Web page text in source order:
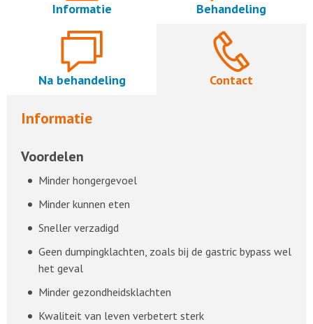
Informatie Behandeling
Na behandeling Contact
Informatie
Voordelen
Minder hongergevoel
Minder kunnen eten
Sneller verzadigd
Geen dumpingklachten, zoals bij de gastric bypass wel
het geval
Minder gezondheidsklachten
Kwaliteit van leven verbetert sterk